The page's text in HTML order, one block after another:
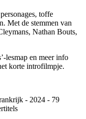
toffe
Met de stemmen van
Nathan Bouts,
’-lesmap en meer info
korte introfilmpje.
- 2024 - 79